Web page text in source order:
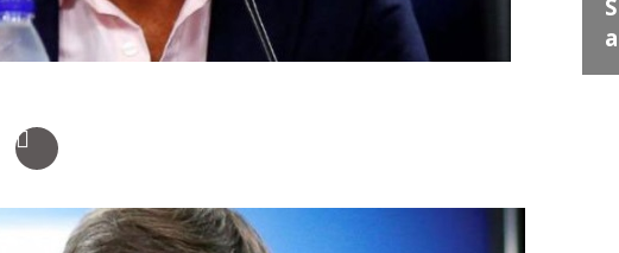
Juan Escribe" en Santa
Lucía